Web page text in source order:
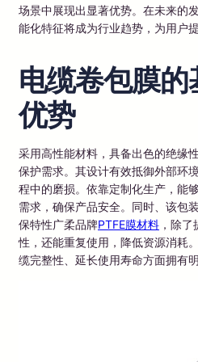
场景中展现出显著优势。在未来的
能化特征将成为行业趋势，为用户
电缆卷包膜
优势
采用高性能材料，具备出色的绝缘
保护需求。其设计有效抵御外部环
程中的磨损。依靠定制化生产，能
需求，确保产品安全。同时、该包
保特性广柔品牌PTFE膜材料 ，除
性，还能重复使用，降低资源消耗
缆完整性、延长使用寿命方面拥有明